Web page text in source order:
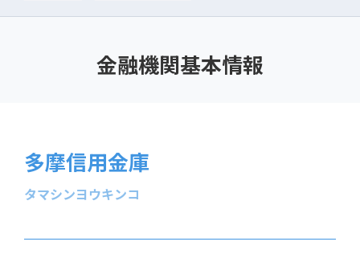
金融機関基本情報
多摩信用金庫
タマシンヨウキンコ